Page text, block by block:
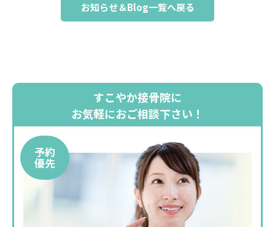
お知らせ＆Blog一覧へ戻る
すこやか接骨院に
お気軽におご相談下さい！
予約
優先